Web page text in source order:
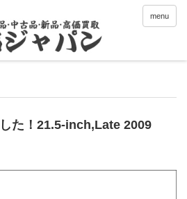
menu
た！21.5-inch,Late 2009